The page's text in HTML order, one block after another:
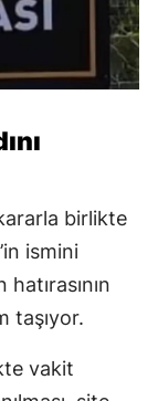
birlikte
ismini
taşıyor.
vakit